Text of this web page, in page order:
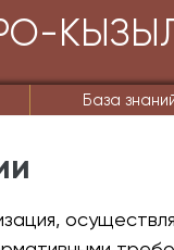
База